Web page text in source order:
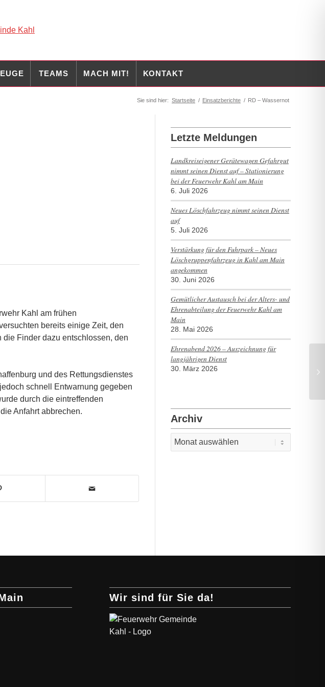
TEAMS MACH MIT! KONTAKT
Sie sind hier: Startseite / Einsatzberichte / RD – Wassernot
Kahl am frühen
bereits einige Zeit, den
Finder dazu entschlossen, den
und des Rettungsdienstes
schnell Entwarnung gegeben
durch die eintreffenden
Anfahrt abbrechen.
(öffnet in neuem Fenster)
Letzte Meldungen
Landkreiseigener Gerätewagen Gefahrgut
nimmt seinen Dienst auf – Stationierung
bei der Feuerwehr Kahl am Main
6. Juli 2026
Neues Löschfahrzeug nimmt seinen Dienst
auf
5. Juli 2026
Verstärkung für den Fuhrpark – Neues
Löschgruppenfahrzeug in Kahl am Main
angekommen
30. Juni 2026
Gemütlicher Austausch bei der Alters- und
Ehrenabteilung der Feuerwehr Kahl am
Main
28. Mai 2026
Ehrenabend 2026 – Auszeichnung für
langjährigen Dienst
30. März 2026
Archiv
Wir sind für Sie da!